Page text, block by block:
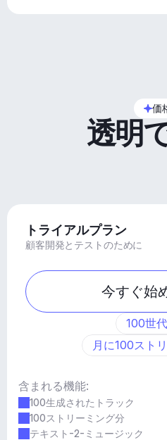
価
透明
トライアルプラン
顧客開発とテストのために
今すぐ始
100世
月に100スト
含まれる機能:
100生成されたトラック
100ストリーミング分
テキスト-2-ミュージック